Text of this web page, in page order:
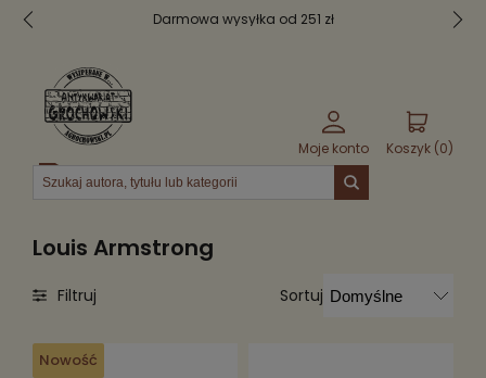
od 251 zł Bezpieczne
Moje konto Koszyk (0)
Menu
Louis Armstrong
Sortuj
Filtruj
Nowość